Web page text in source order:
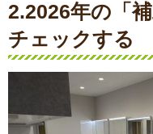
2.2026年の「
チェックする